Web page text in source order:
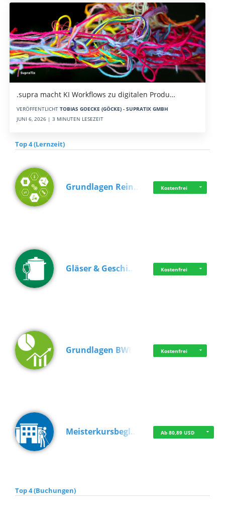
.supra macht KI Workflows zu digitalen Produ…
VERÖFFENTLICHT TOBIAS GOECKE (GÖCKE) - SUPRATIX GMBH
JUNI 6, 2026 | 3 MINUTEN LESEZEIT
Top 4 (Lernzeit)
Grundlagen Rein… Kostenfrei
Gläser & Geschi… Kostenfrei
Grundlagen BWL Kostenfrei
Meisterkursbegl… Ab 80,89 USD
Top 4 (Buchungen)